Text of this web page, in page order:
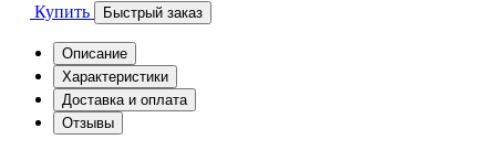
Купить Быстрый заказ
Описание
Характеристики
Доставка и оплата
Отзывы